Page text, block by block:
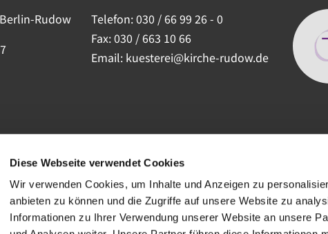
Diese Webseite verwendet Cookies
Wir verwenden Cookies, um Inhalte und Anzeigen zu
anbieten zu können und die Zugriffe auf unsere Website zu
Informationen zu Ihrer Verwendung unserer Website an unsere
Rudow
Telefon:030 / 66 99 26 - 0
Fax: 030 / 663 10 66
Email: kuesterei@kirche-rudow.de